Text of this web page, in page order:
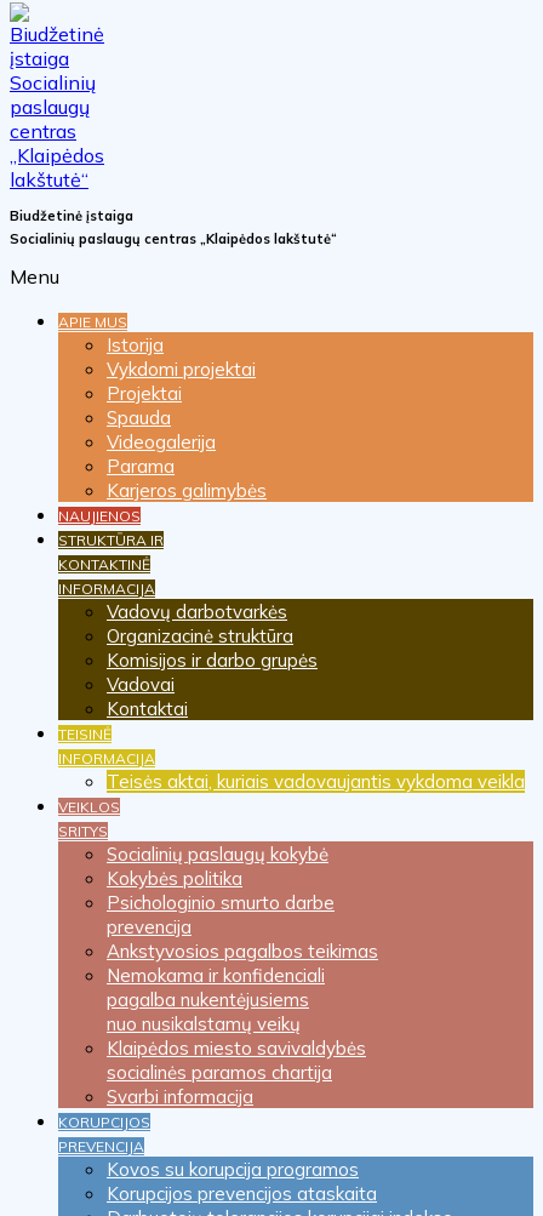
Biudžetinė įstaiga
Socialinių paslaugų centras „Klaipėdos lakštutė“
Menu
APIE MUS
Istorija
Vykdomi projektai
Projektai
Spauda
Videogalerija
Parama
Karjeros galimybės
NAUJIENOS
STRUKTŪRA IR
KONTAKTINĖ
INFORMACIJA
Vadovų darbotvarkės
Organizacinė struktūra
Komisijos ir darbo grupės
Vadovai
Kontaktai
TEISINĖ
INFORMACIJA
Teisės aktai, kuriais vadovaujantis vykdoma veikla
VEIKLOS
SRITYS
Socialinių paslaugų kokybė
Kokybės politika
Psichologinio smurto darbe
prevencija
Ankstyvosios pagalbos teikimas
Nemokama ir konfidenciali
pagalba nukentėjusiems
nuo nusikalstamų veikų
Klaipėdos miesto savivaldybės
socialinės paramos chartija
Svarbi informacija
KORUPCIJOS
PREVENCIJA
Kovos su korupcija programos
Korupcijos prevencijos ataskaita